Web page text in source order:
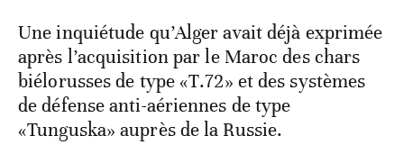
Une inquiétude qu’Alger avait déjà exprimée
après l’acquisition par le Maroc des chars
biélorusses de type «T.72» et des systèmes
de défense anti-aériennes de type
«Tunguska» auprès de la Russie.